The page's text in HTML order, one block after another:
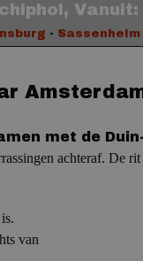
Vanuit:
- Sassenheim
met de
achteraf. De rit
van